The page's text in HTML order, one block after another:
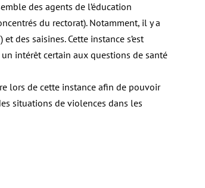
des agents de l’éducation
du rectorat). Notamment, il y a
des saisines. Cette instance s’est
intérêt certain aux questions de santé
lors de cette instance afin de pouvoir
situations de violences dans les